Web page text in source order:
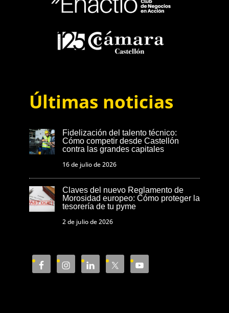
Últimas noticias
Fidelización del talento técnico:
Cómo competir desde Castellón
contra las grandes capitales
16 de julio de 2026
Claves del nuevo Reglamento de
Morosidad europeo: Cómo proteger la
tesorería de tu pyme
2 de julio de 2026